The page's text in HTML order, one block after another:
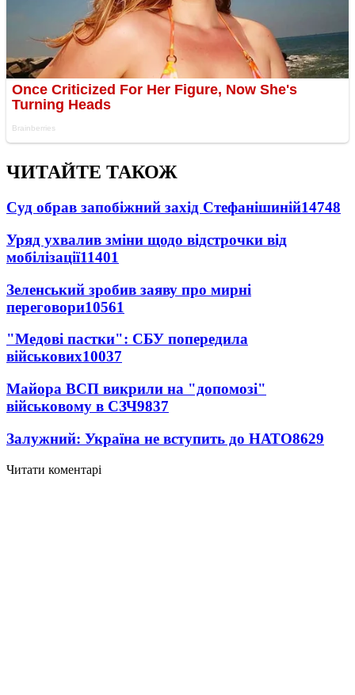
ЧИТАЙТЕ ТАКОЖ
Суд обрав запобіжний захід Стефанішиній14748
Уряд ухвалив зміни щодо відстрочки від
мобілізації11401
Зеленський зробив заяву про мирні
переговори10561
"Медові пастки": СБУ попередила
військових10037
Майора ВСП викрили на "допомозі"
військовому в СЗЧ9837
Залужний: Україна не вступить до НАТО8629
Читати коментарі